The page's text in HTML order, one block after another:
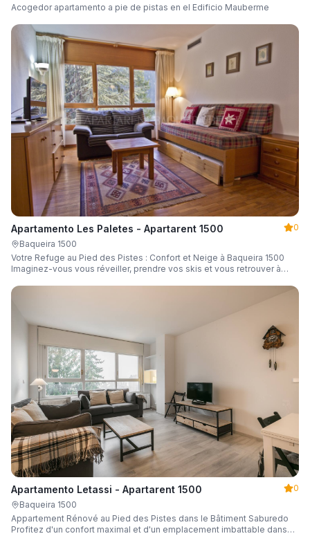
Acogedor apartamento a pie de pistas en el Edificio Mauberme
Apartamento Les Paletes - Apartarent 1500
0
Baqueira 1500
Votre Refuge au Pied des Pistes : Confort et Neige à Baqueira 1500
Imaginez-vous vous réveiller, prendre vos skis et vous retrouver à
Faites-en une réalité dans ce chaleureux appartement de 46 m² situé
votre escapade à la neige.
Apartamento Letassi - Apartarent 1500
0
Baqueira 1500
Appartement Rénové au Pied des Pistes dans le Bâtiment Saburedo
Profitez d'un confort maximal et d'un emplacement imbattable dans